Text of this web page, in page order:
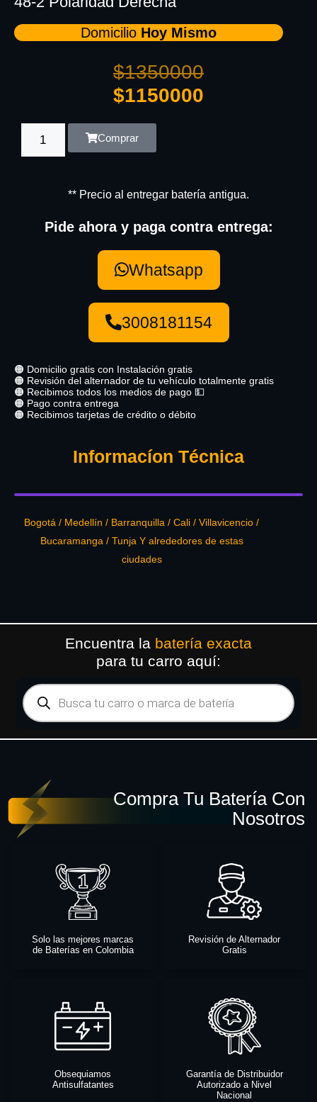
Domicilio Hoy Mismo
$1350000
$1150000
Comprar
** Precio al entregar batería antigua.
Pide ahora y paga contra entrega:
Whatsapp
3008181154
🟠 Domicilio gratis con Instalación gratis
🟠 Revisión del alternador de tu vehículo totalmente gratis
🟠 Recibimos todos los medios de pago 💵
🟠 Pago contra entrega
🟠 Recibimos tarjetas de crédito o débito
Informacíon Técnica
Bogotá / Medellín / Barranquilla / Cali / Villavicencio /
Bucaramanga / Tunja Y alrededores de estas
ciudades
Encuentra la batería exacta
para tu carro aquí:
Compra Tu Batería Con
Nosotros
Solo las mejores marcas
de Baterías en Colombia
Revisión de Alternador
Gratis
Obsequiamos
Antisulfatantes
Garantía de Distribuidor
Autorizado a Nivel
Nacional